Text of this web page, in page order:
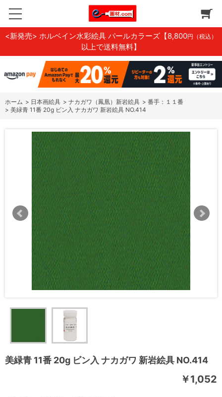
<新発売> ホルベイン水彩絵具 パールカラーズ 【8,800円（税込）
以上で送料無料】
ホーム > 日本画絵具 > ナカガワ（鳳凰）新岩絵具 > 番手：１１番
> 美緑青 11番 20g ビン入 ナカガワ 新岩絵具 NO.414
美緑青 11番 20g ビン入 ナカガワ 新岩絵具 NO.414
￥1,052